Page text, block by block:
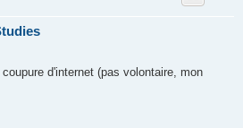
d'internet (pas volontaire, mon